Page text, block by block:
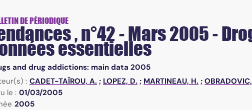
essentielles
DE PÉRIODIQUE
, n°42 - Mars 2005 -
essentielles
and drug addictions: main data 2005
: CADET-TAÏROU, A. ; LOPEZ, D. ; MARTINEAU, H. ;
le : 01/03/2005
2005